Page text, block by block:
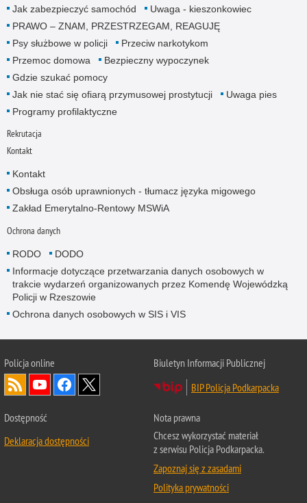
Jak zabezpieczyć samochód
Uwaga - kieszonkowiec
PRAWO – ZNAM, PRZESTRZEGAM, REAGUJĘ
Psy służbowe w policji
Przeciw narkotykom
Przemoc domowa
Bezpieczny wypoczynek
Gdzie szukać pomocy
Jak nie stać się ofiarą przymusowej prostytucji
Uwaga pies
Programy profilaktyczne
Rekrutacja
Kontakt
Kontakt
Obsługa osób uprawnionych - tłumacz języka migowego
Zakład Emerytalno-Rentowy MSWiA
Ochrona danych
RODO
DODO
Informacje dotyczące przetwarzania danych osobowych w
trakcie wydarzeń organizowanych przez Komendę Wojewódzką
Policji w Rzeszowie
Ochrona danych osobowych w SIS i VIS
Policja online
Biuletyn Informacji Publicznej
BIP Policja Podkarpacka
Dostępność
Deklaracja dostępności
Nota prawna
Chcesz wykorzystać materiał
z serwisu Policja Podkarpacka.
Zapoznaj się z zasadami
Polityka prywatności